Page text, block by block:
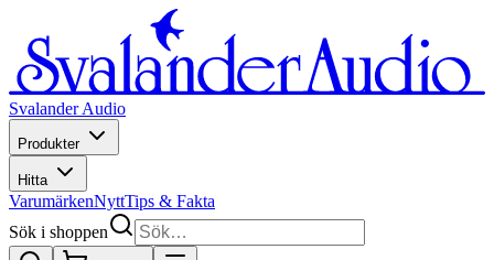
Svalander Audio
Produkter
Hitta
VarumärkenNyttTips & Fakta
Sök i shoppen